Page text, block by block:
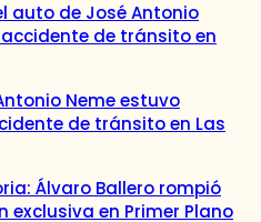
auto de José Antonio
de tránsito en
Neme estuvo
de tránsito en Las
Álvaro Ballero rompió
exclusiva en Primer Plano